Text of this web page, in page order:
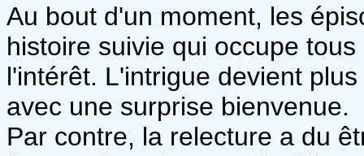
Au bout d'un moment, les
histoire suivie qui occupe
l'intérêt. L'intrigue devient
avec une surprise bienvenue.
Par contre, la relecture a du